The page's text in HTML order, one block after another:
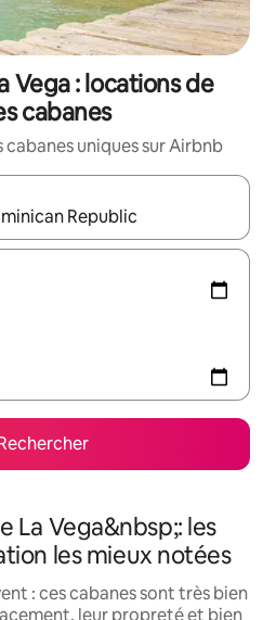
Vega : locations de
cabanes
uniques sur Airbnb
utilisez les flèches vers le
La Vega&nbsp;: les
les mieux notées
: ces cabanes sont très bien
leur propreté et bien